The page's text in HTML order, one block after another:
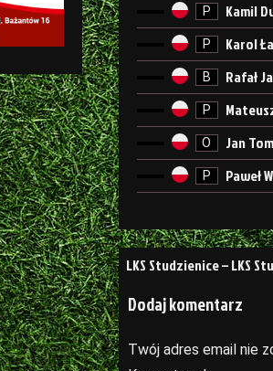
P Kamil
P Karol
B Rafał
P
O Jan
P Paweł
Nawigacja
wpisu
LKS Studzienice – LKS
Dodaj komentarz
Twój adres email nie